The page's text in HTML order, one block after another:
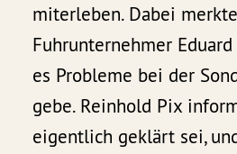
miterleben. Dabei merkte
Fuhrunternehmer Eduard
es Probleme bei der
gebe. Reinhold Pix
eigentlich geklärt sei,